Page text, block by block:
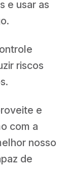
e usar as
riscos
e
com a
nosso
de